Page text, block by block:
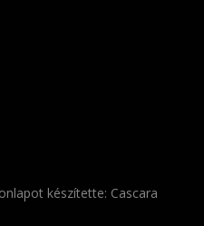
készítette: Cascara